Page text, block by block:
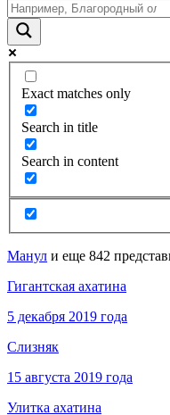
Exact matches only
Search in title
Search in content
Манул и еще 842
Гигантская ахатина
5 декабря 2019 года
Слизняк
15 августа 2019 года
Улитка ахатина